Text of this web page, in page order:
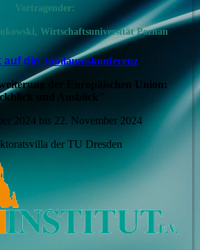
Vortragender:
Wirtschaftsuniversität Poznan
auf die Jubiläumskonferenz
der Europäischen Union:
und Ausblick"
2024 bis 22. November 2024
der TU Dresden